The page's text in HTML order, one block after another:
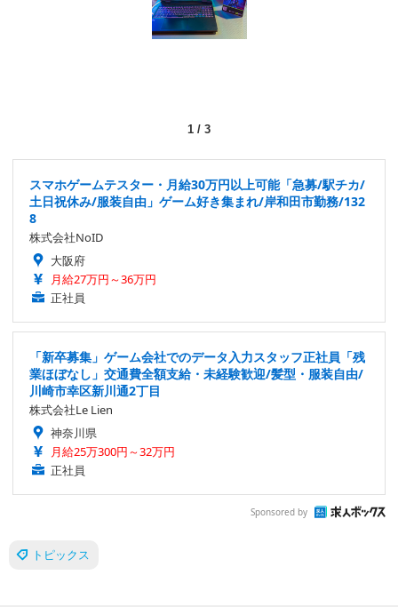
1/ 3
スマホゲームテスター・月給30万円以上可能「急募/駅チカ/
土日祝休み/服装自由」ゲーム好き集まれ/岸和田市勤務/132
8
株式会社NoID
大阪府
月給27万円～36万円
正社員
「新卒募集」ゲーム会社でのデータ入力スタッフ正社員「残
業ほぼなし」交通費全額支給・未経験歓迎/髪型・服装自由/
川崎市幸区新川通2丁目
株式会社Le Lien
神奈川県
月給25万300円～32万円
正社員
Sponsored by
トピックス